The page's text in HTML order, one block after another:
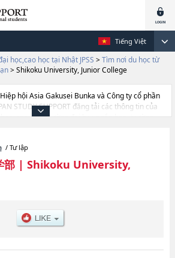
Tiếng Việt
học,cao học tại Nhật JPSS > Tìm nơi du học từ
> Shikoku University, Junior College
hội Asia Gakusei Bunka và Công ty cổ phần
STUDY SUPPORT đăng tải các thông tin của
cao học, trường đại học ngắn hạn, trường
cho du học sinh, như là về các Ngành Ngành
Ngành Khoa học đời sống con người
và chăm sóc trẻ mầm nonhoặcNgành Ngành
ngành học, thông tin liên quan đến thi tuyển
/ Tư lập
部| Shikoku University,